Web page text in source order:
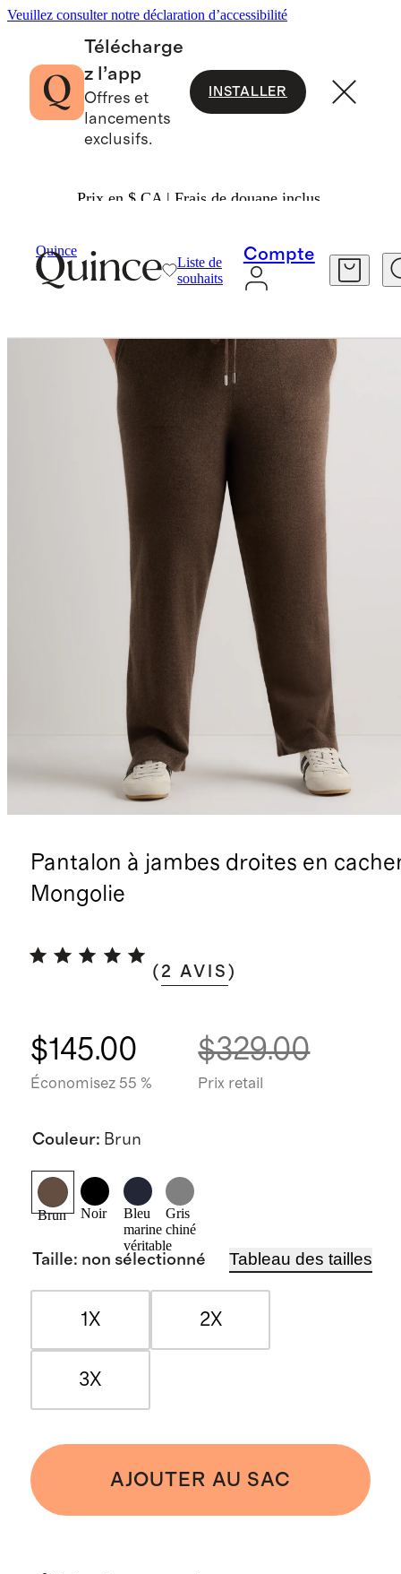
Veuillez consulter notre déclaration d’accessibilité
Télécharge
z l’app
Offres et
lancements
exclusifs.
INSTALLER
Prix en $ CA | Frais de douane inclus.
Quince
Liste de
souhaits
Compte
Pantalon à jambes droites en
Mongolie
( 2 AVIS )
$145.00
Économisez 55 %
$329.00
Prix retail
Couleur: Brun
Brun Noir
Bleu
marine
véritable
Gris
chiné
Taille: non sélectionné Tableau des tailles
1X 2X
3X
AJOUTER AU SAC